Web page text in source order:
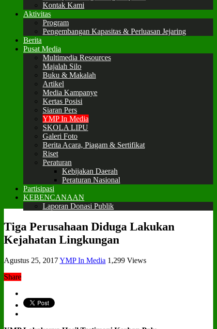
Kontak Kami
Aktivitas
Program
Pengembangan Kapasitas & Perluasan Jejaring
Berita
Pusat Media
Multimedia Resources
Majalah Silo
Buku & Makalah
Artikel
Media Kampanye
Kertas Posisi
Siaran Pers
YMP In Media
SKOLA LIPU
Galeri Foto
Berita Acara, Piagam & Sertifikat
Riset
Peraturan
Kebijakan Daerah
Peraturan Nasional
Partisipasi
KEBENCANAAN
Laporan Donasi Publik
Tiga Perusahaan Diduga Lakukan
Kejahatan Lingkungan
Agustus 25, 2017YMP In Media 1,299 Views
Share